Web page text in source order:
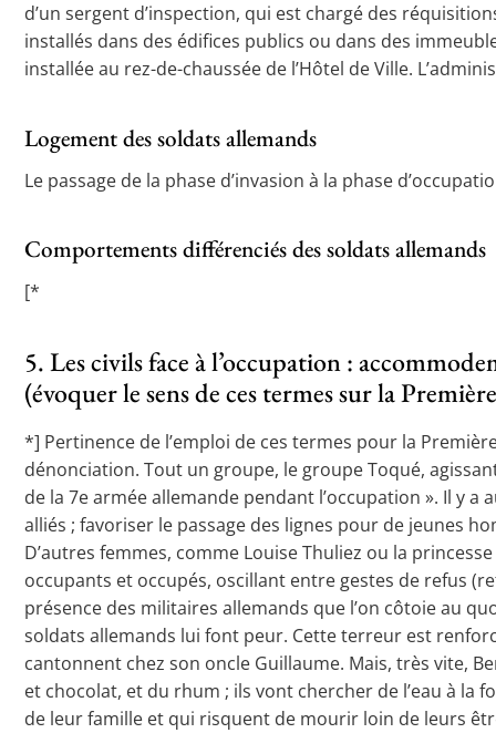
d’un sergent d’inspection, qui est chargé des
installés dans des édifices publics ou dans des
installée au rez-de-chaussée de l’Hôtel de Ville.
Logement des soldats allemands
Le passage de la phase d’invasion à la phase
Comportements différenciés des soldats allemands
[*
5. Les civils face à l’occupation :
(évoquer le sens de ces termes sur la
*] Pertinence de l’emploi de ces termes pour la
dénonciation. Tout un groupe, le groupe Toqué,
de la 7e armée allemande pendant l’occupation ». Il y
alliés ; favoriser le passage des lignes pour de jeunes
D’autres femmes, comme Louise Thuliez ou la
occupants et occupés, oscillant entre gestes de refus
présence des militaires allemands que l’on côtoie au
soldats allemands lui font peur. Cette terreur est
cantonnent chez son oncle Guillaume. Mais, très vite,
et chocolat, et du rhum ; ils vont chercher de l’eau à la
de leur famille et qui risquent de mourir loin de leurs